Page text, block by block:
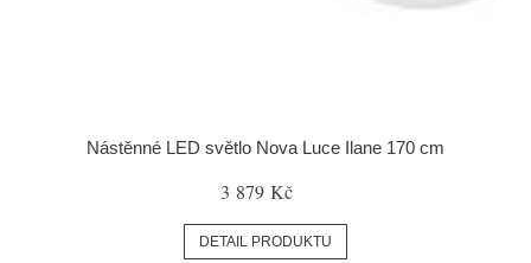
Nástěnné LED světlo Nova Luce Ilane 170 cm
3 879 Kč
DETAIL PRODUKTU